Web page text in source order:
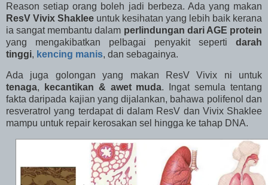
Reason setiap orang boleh jadi berbeza. Ada yang makan
ResV Vivix Shaklee untuk kesihatan yang lebih baik kerana
ia sangat membantu dalam perlindungan dari AGE protein
yang mengakibatkan pelbagai penyakit seperti darah
tinggi, kencing manis, dan sebagainya.
Ada juga golongan yang makan ResV Vivix ni untuk
tenaga, kecantikan & awet muda. Ingat semula tentang
fakta daripada kajian yang dijalankan, bahawa polifenol dan
resveratrol yang terdapat di dalam ResV dan Vivix Shaklee
mampu untuk repair kerosakan sel hingga ke tahap DNA.